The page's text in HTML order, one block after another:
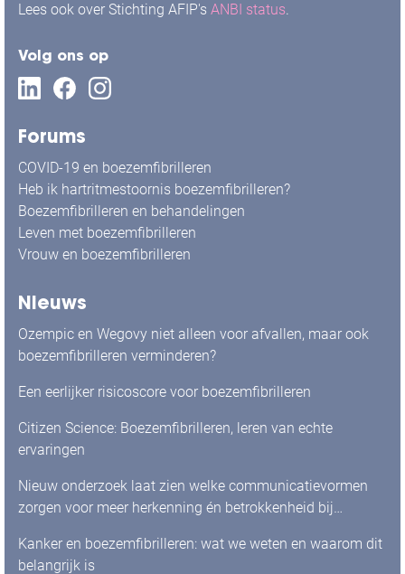
Lees ook over Stichting AFIP's ANBI status.
Volg ons op
Forums
COVID-19 en boezemfibrilleren
Heb ik hartritmestoornis boezemfibrilleren?
Boezemfibrilleren en behandelingen
Leven met boezemfibrilleren
Vrouw en boezemfibrilleren
Nieuws
Ozempic en Wegovy niet alleen voor afvallen, maar ook
boezemfibrilleren verminderen?
Een eerlijker risicoscore voor boezemfibrilleren
Citizen Science: Boezemfibrilleren, leren van echte
ervaringen
Nieuw onderzoek laat zien welke communicatievormen
zorgen voor meer herkenning én betrokkenheid bij
Kanker en boezemfibrilleren: wat we weten en waarom dit
belangrijk is